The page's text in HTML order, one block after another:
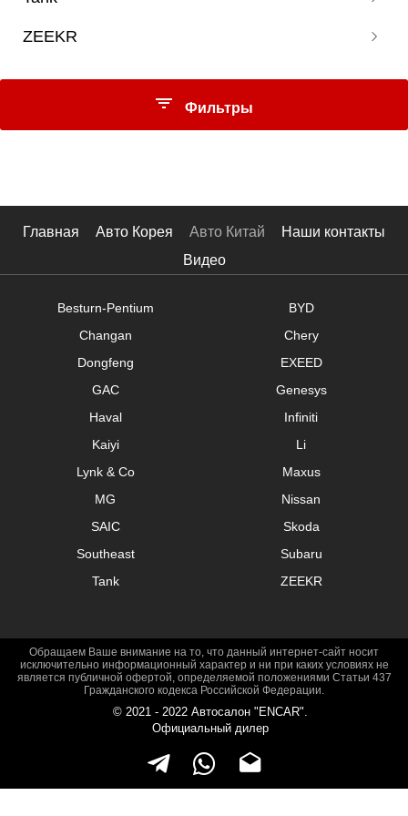
Territory
Qashqai
Navarre
Tule
Xinrui
Kodiak GT
BRZ
Crosstrek
300
ZEEKR
009
Фильтры
- $
Хэтчбек
Универсал
Привод
Передний
Главная Авто Корея Авто Китай
Наши контакты
Видео
Besturn-Pentium
BYD
Changan
Chery
Dongfeng
EXEED
GAC
Genesys
Haval
Infiniti
Kaiyi
Li
Lynk & Co
Maxus
MG
Nissan
SAIC
Skoda
Southeast
Subaru
Tank
ZEEKR
© 2021 - 2022 Автосалон "ENCAR".
Официальный дилер
Обращаем Ваше внимание на то, что данный интернет-сайт носит
исключительно информационный характер и ни при каких условиях не
является публичной офертой, определяемой положениями Статьи 437
Гражданского кодекса Российской Федерации.